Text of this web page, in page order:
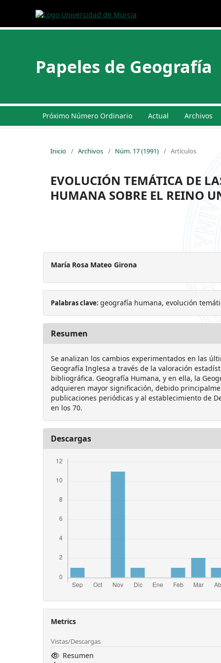
Papeles de Geografía
Próximo Número Ordinario Actual Archivos
Inicio / Archivos / Núm. 17 (1991) / Artículos
EVOLUCIÓN TEMÁTICA DE
HUMANA SOBRE EL REINO
María Rosa Mateo Girona
Palabras clave: geografía humana, evolución
Resumen
Se analizan los cambios experimentados en las
Geografía Inglesa a través de la valoración
bibliográfica. Geografía Humana, y en ella, la
adquieren mayor significación, debido
publicaciones periódicas y al establecimiento de
en los 70.
Descargas
Metrics
Vistas/Descargas
Resumen